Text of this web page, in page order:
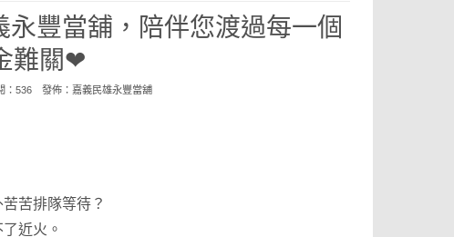
豐當舖，陪伴您渡過每一個
難關❤
：536 發佈： 嘉義民雄永豐當舖
苦排隊等待？
近火。